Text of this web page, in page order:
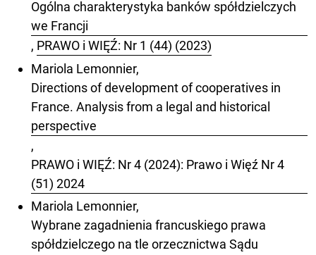
Ogólna charakterystyka banków spółdzielczych
we Francji
, PRAWO i WIĘŹ: Nr 1 (44) (2023)
Mariola Lemonnier,
Directions of development of cooperatives in
France. Analysis from a legal and historical
perspective
,
PRAWO i WIĘŹ: Nr 4 (2024): Prawo i Więź Nr 4
(51) 2024
Mariola Lemonnier,
Wybrane zagadnienia francuskiego prawa
spółdzielczego na tle orzecznictwa Sądu